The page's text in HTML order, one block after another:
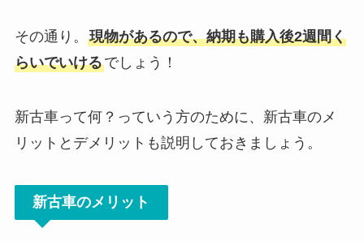
その通り。 現物があるので、納期も購入後2週間く
らいでいけるでしょう！
新古車って何？っていう方のために、新古車のメ
リットとデメリットも説明しておきましょう。
新古車のメリット